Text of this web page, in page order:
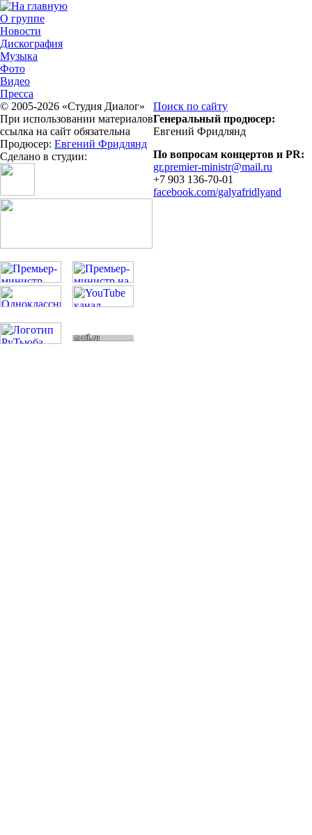
О группе
Новости
Дискография
Музыка
Фото
Видео
Пресса
© 2005-2026 «Студия Диалог»
При использовании материалов
ссылка на сайт обязательна
Продюсер: Евгений Фридлянд
Сделано в студии:
Поиск по сайту
Генеральный продюсер:
Евгений Фридлянд
По вопросам концертов и PR:
gr.premier-ministr@mail.ru
+7 903 136-70-01
facebook.com/galyafridlyand